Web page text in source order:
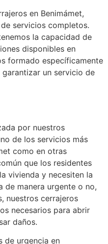
en Benimámet,
servicios completos.
la capacidad de
disponibles en
formado específicamente
un servicio de
por nuestros
de los servicios más
como en otras
que los residentes
vivienda y necesiten la
de manera urgente o no,
nuestros cerrajeros
necesarios para abrir
daños.
de urgencia en